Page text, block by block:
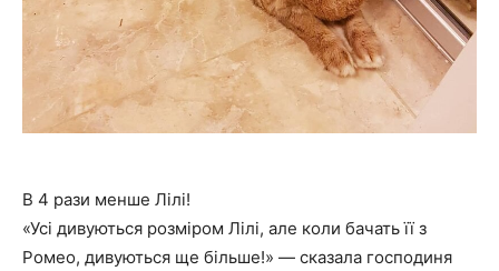
В 4 рази менше Лілі!
«Усі дивуються розміром Лілі, але коли бачать її з
Ромео, дивуються ще більше!» — сказала господиня